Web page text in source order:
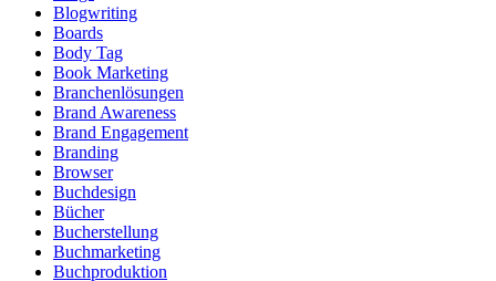
Blogwriting
Boards
Body Tag
Book Marketing
Branchenlösungen
Brand Awareness
Brand Engagement
Branding
Browser
Buchdesign
Bücher
Bucherstellung
Buchmarketing
Buchproduktion